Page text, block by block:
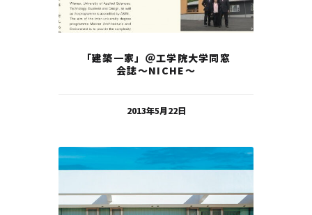
「建築一家」＠工学院大学同窓
会誌～NICHE～
2013年5月22日